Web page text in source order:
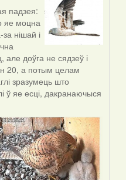
падзея:
яе моцна
нішай і
доўга не сядзеў і
20, а потым целам
зразумець што
ў яе есці, дакранаючыся